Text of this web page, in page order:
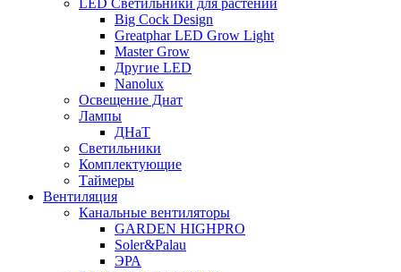
Big Cock Design
Greatphar LED Grow Light
Master Grow
Другие LED
Nanolux
Освещение Днат
Лампы
ДНаТ
Светильники
Комплектующие
Таймеры
Вентиляция
Канальные вентиляторы
GARDEN HIGHPRO
Soler&Palau
ЭРА